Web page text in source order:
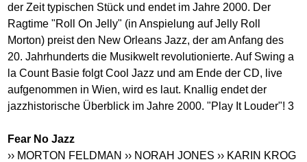
der Zeit typischen Stück und endet im Jahre 2000. Der
Ragtime "Roll On Jelly" (in Anspielung auf Jelly Roll
Morton) preist den New Orleans Jazz, der am Anfang des
20. Jahrhunderts die Musikwelt revolutionierte. Auf Swing a
la Count Basie folgt Cool Jazz und am Ende der CD, live
aufgenommen in Wien, wird es laut. Knallig endet der
jazzhistorische Überblick im Jahre 2000. "Play It Louder"! 3
Fear No Jazz
›› MORTON FELDMAN ›› NORAH JONES ›› KARIN KROG